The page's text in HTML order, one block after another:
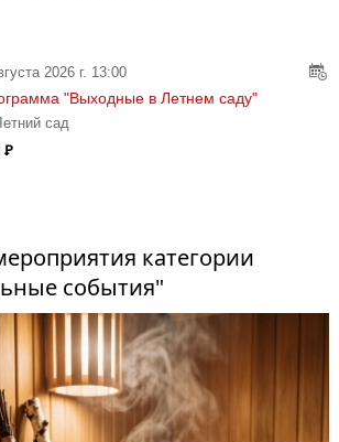
2026 г. 13:00
"Выходные в Летнем саду"
сад
Ꝑ
категории
события"